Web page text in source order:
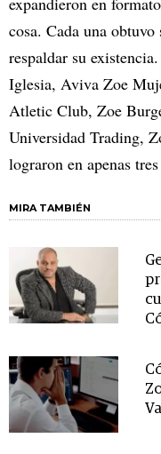
cosa. Cada una
respaldar su
Iglesia, Aviva Zoe
Atletic Club, Zoe
Universidad Trading,
lograron en apenas
MIRA TAMBIÉN